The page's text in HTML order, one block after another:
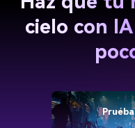
cielo con IA